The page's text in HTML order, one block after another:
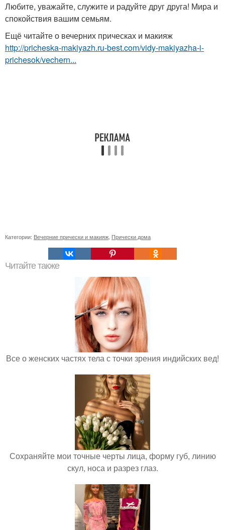
Любите, уважайте, служите и радуйте друг друга! Мира и
спокойствия вашим семьям.
Ещё читайте о вечерних прическах и макияж
http://pricheska-makiyazh.ru-best.com/vidy-makiyazha-i-
prichesok/vechern...
Категории: Вечерние прически и макияж, Прически дома
Читайте также
Все о женских частях тела с точки зрения индийских вед!
Сохраняйте мои точные черты лица, форму губ, линию
скул, носа и разрез глаз.